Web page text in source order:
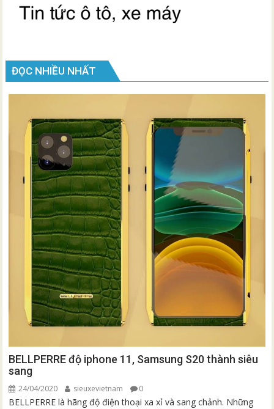
ĐỌC NHIỀU NHẤT
BELLPERRE độ iphone 11, Samsung S20 thành siêu
sang
24/04/2020 sieuxevietnam 0
BELLPERRE là hãng độ điện thoại xa xỉ và sang chảnh. Những